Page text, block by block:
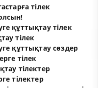
тілек
құттықтау тілек
тілек
құттықтау сөздер
тілек
тілектер
тілектер